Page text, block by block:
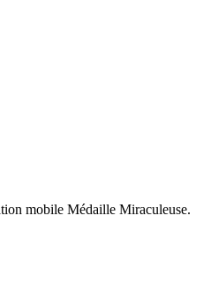
mobile Médaille Miraculeuse.